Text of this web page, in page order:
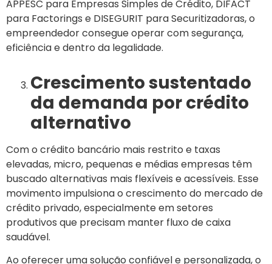
APPESC para Empresas Simples de Crédito, DIFACT
para Factorings e DISEGURIT para Securitizadoras, o
empreendedor consegue operar com segurança,
eficiência e dentro da legalidade.
Crescimento sustentado
da demanda por crédito
alternativo
Com o crédito bancário mais restrito e taxas
elevadas, micro, pequenas e médias empresas têm
buscado alternativas mais flexíveis e acessíveis. Esse
movimento impulsiona o crescimento do mercado de
crédito privado, especialmente em setores
produtivos que precisam manter fluxo de caixa
saudável.
Ao oferecer uma solução confiável e personalizada, o